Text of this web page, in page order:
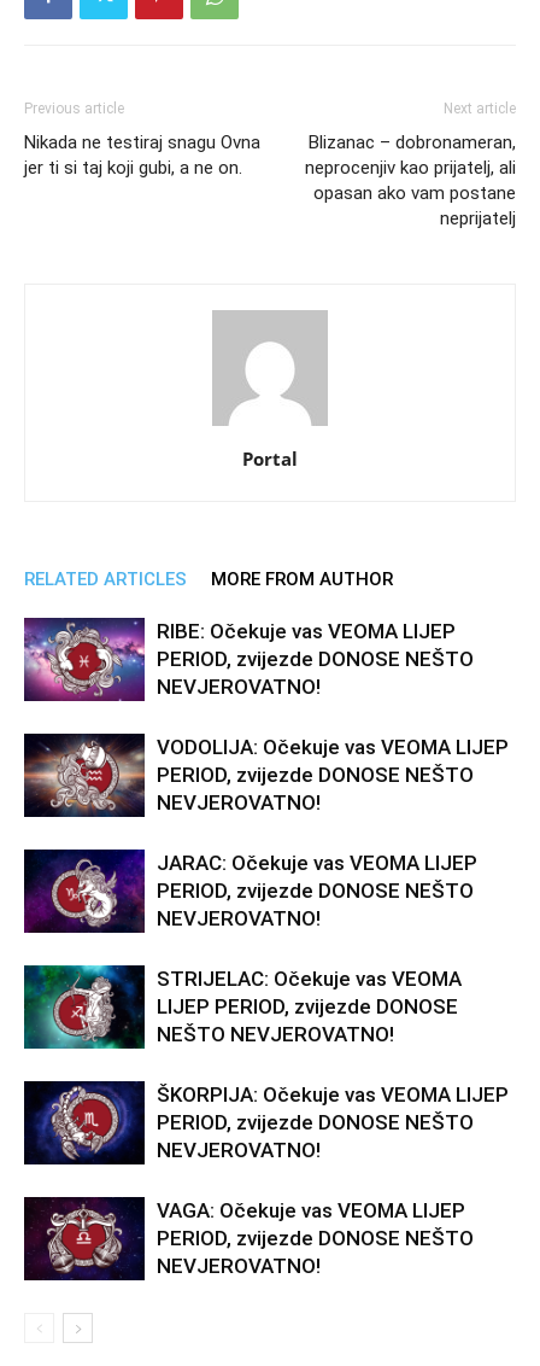
Previous article
Nikada ne testiraj snagu Ovna
jer ti si taj koji gubi, a ne on.
Next article
Blizanac – dobronameran,
neprocenjiv kao prijatelj, ali
opasan ako vam postane
neprijatelj
Portal
RELATED ARTICLES MORE FROM AUTHOR
RIBE: Očekuje vas VEOMA LIJEP
PERIOD, zvijezde DONOSE NEŠTO
NEVJEROVATNO!
VODOLIJA: Očekuje vas VEOMA LIJEP
PERIOD, zvijezde DONOSE NEŠTO
NEVJEROVATNO!
JARAC: Očekuje vas VEOMA LIJEP
PERIOD, zvijezde DONOSE NEŠTO
NEVJEROVATNO!
STRIJELAC: Očekuje vas VEOMA
LIJEP PERIOD, zvijezde DONOSE
NEŠTO NEVJEROVATNO!
ŠKORPIJA: Očekuje vas VEOMA LIJEP
PERIOD, zvijezde DONOSE NEŠTO
NEVJEROVATNO!
VAGA: Očekuje vas VEOMA LIJEP
PERIOD, zvijezde DONOSE NEŠTO
NEVJEROVATNO!